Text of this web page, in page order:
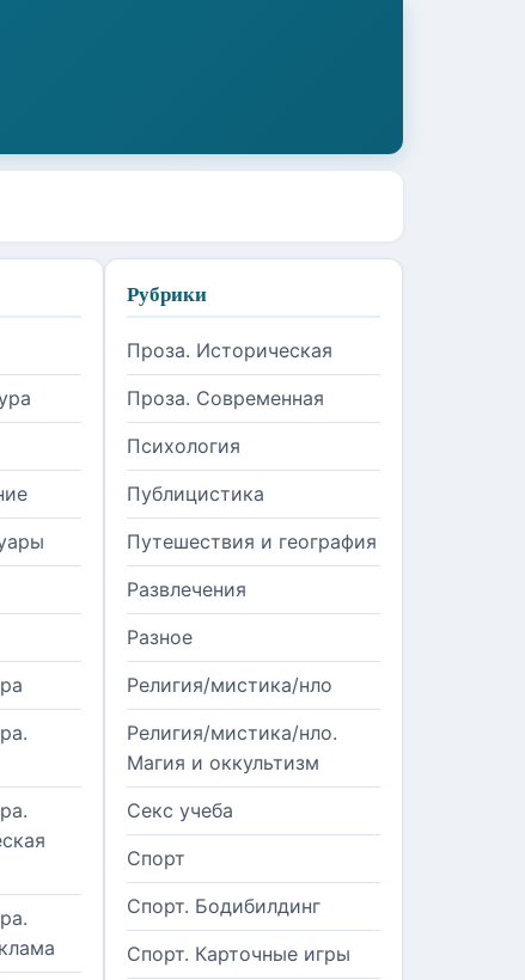
Рубрики
Проза. Историческая
Проза. Современная
Психология
Публицистика
Путешествия и география
Развлечения
Разное
Религия/мистика/нло
Религия/мистика/нло.
Магия и оккультизм
Секс учеба
Спорт
Спорт. Бодибилдинг
Спорт. Карточные игры